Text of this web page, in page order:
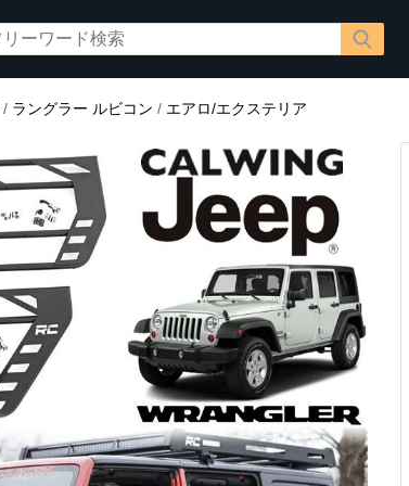
/ ラングラー ルビコン / エアロ/エクステリア